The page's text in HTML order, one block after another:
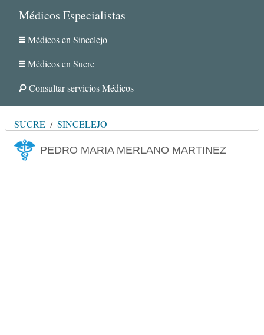
Médicos Especialistas
Médicos en Sincelejo
Médicos en Sucre
Consultar servicios Médicos
SUCRE SINCELEJO
PEDRO MARIA MERLANO MARTINEZ